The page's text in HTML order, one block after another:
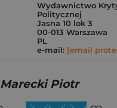
Wydawnictwo
Politycznej
Jasna 10 lok 3
00-013 Warszawa
PL
e-mail: [email
Marecki Piotr